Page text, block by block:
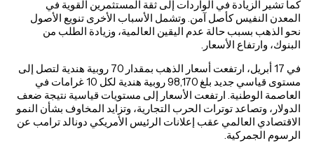
كما تشير الزيادة في الواردات إلى ثقة المستثمرين القوية في
المعدن النفيس كأصل آمن. وتشمل الأسباب الأخرى تنويع الأصول
نحو الذهب بسبب حالة عدم اليقين العالمية، وزيادة الطلب من
البنوك، وارتفاع الأسعار.
في 17 أبريل، ارتفعت أسعار الذهب بمقدار 70 روبية هندية لتصل إلى
مستوى قياسي جديد بلغ 98,170 روبية هندية لكل 10 غرامات في
العاصمة الوطنية. ارتفعت الأسعار إلى مستويات قياسية نتيجة ضعف
الدولار، وتصاعد توترات الحرب التجارية، وتزايد المخاوف بشأن النمو
الاقتصادي العالمي عقب إعلانات الرئيس الأمريكي دونالد ترامب عن
الرسوم الجمركية.